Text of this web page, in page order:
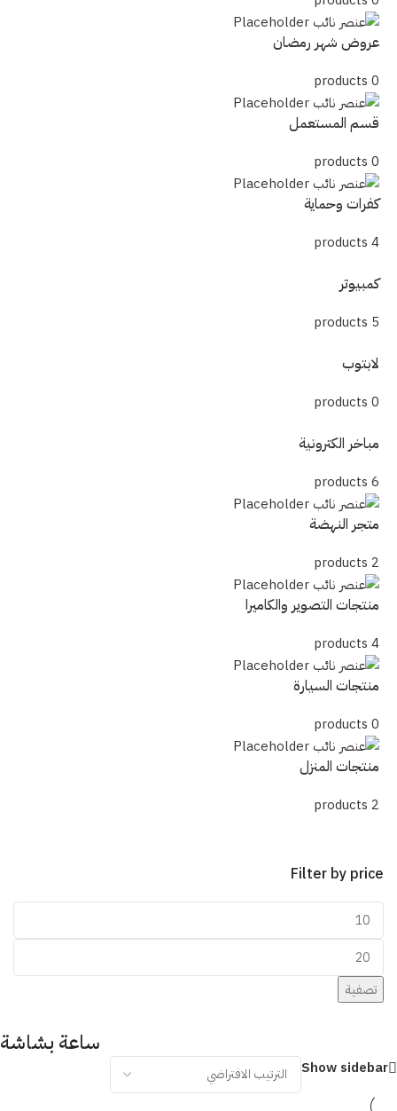
عروض شهر رمضان
0 products
قسم المستعمل
0 products
كفرات وحماية
4 products
كمبيوتر
5 products
لابتوب
0 products
مباخر الكترونية
6 products
متجر النهضة
2 products
منتجات التصوير والكاميرا
4 products
منتجات السيارة
0 products
منتجات المنزل
2 products
Filter by price
تصفية
ساعة بشاشة
Show sidebar